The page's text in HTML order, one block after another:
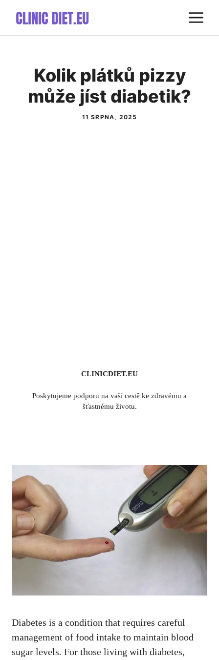
obsah
Kolik plátků pizzy
může jíst diabetik?
11 SRPNA, 2025
CLINICDIET.EU
Poskytujeme podporu na vaší cestě ke zdravému a
šťastnému životu.
Diabetes is ⁤a condition that requires careful
management⁢ of food intake to maintain blood
sugar levels. For those ⁢living with ⁢diabetes,